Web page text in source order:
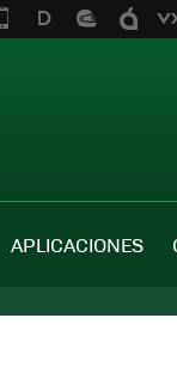
APLICACIONES